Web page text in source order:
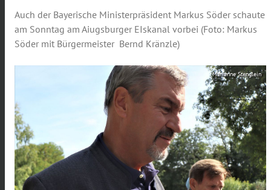
Auch der Bayerische Ministerpräsident Markus Söder schaute
am Sonntag am Aiugsburger EIskanal vorbei (Foto: Markus
Söder mit Bürgermeister Bernd Kränzle)
Marianne Stenglein